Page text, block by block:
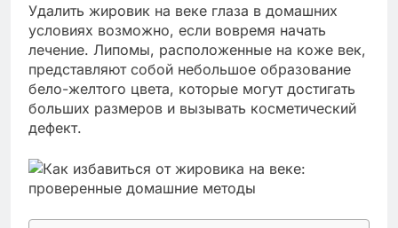
Удалить жировик на веке глаза в домашних
условиях возможно, если вовремя начать
лечение. Липомы, расположенные на коже век,
представляют собой небольшое образование
бело-желтого цвета, которые могут достигать
больших размеров и вызывать косметический
дефект.